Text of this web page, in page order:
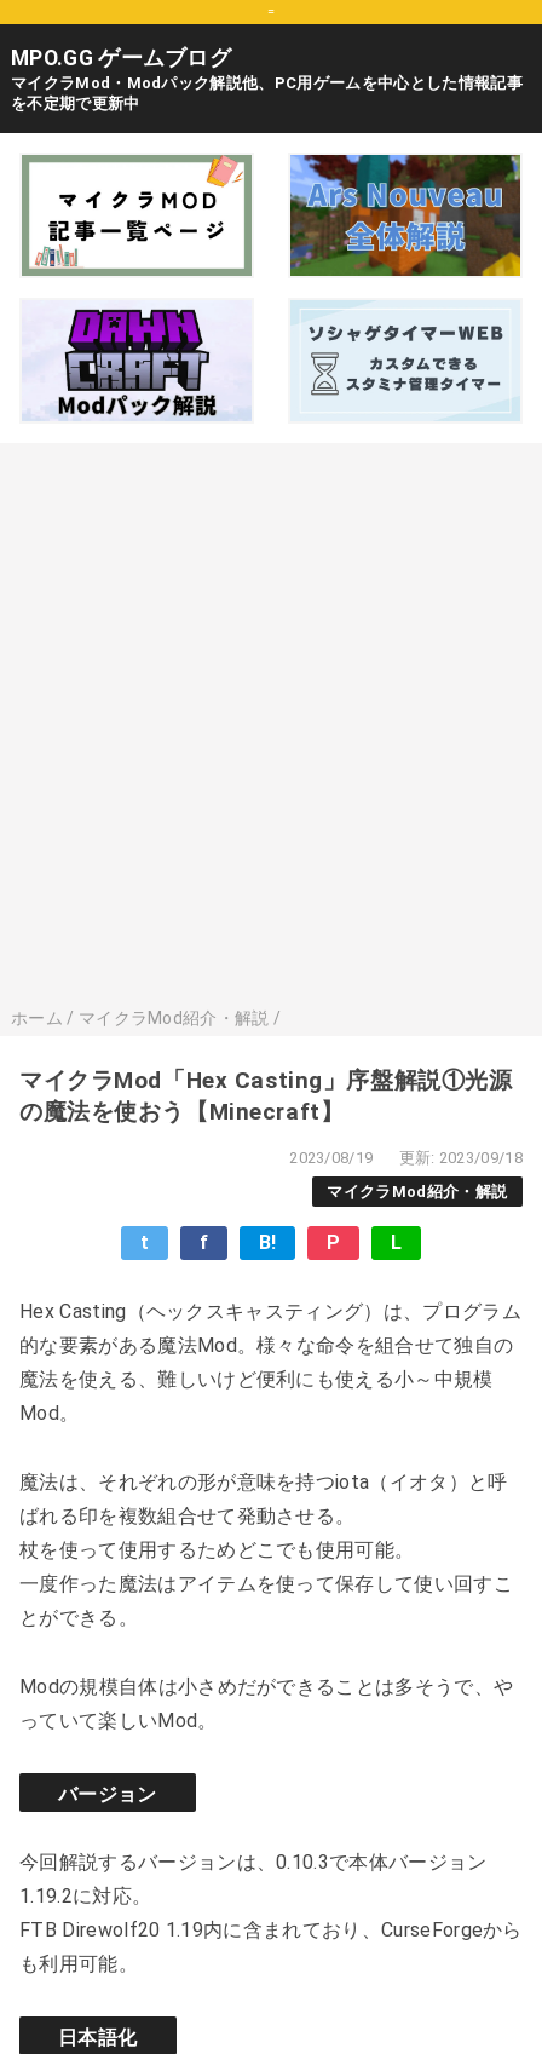
=
MPO.GG ゲームブログ
マイクラMod・Modパック解説他、PC用ゲームを中心とした情報記事
を不定期で更新中
ホーム / マイクラMod紹介・解説 /
マイクラMod「Hex Casting」序盤解説①光源
の魔法を使おう【Minecraft】
2023/08/19
更新: 2023/09/18
マイクラMod紹介・解説
t f B! P L
Hex Casting（ヘックスキャスティング）は、プログラム
的な要素がある魔法Mod。様々な命令を組合せて独自の
魔法を使える、難しいけど便利にも使える小～中規模
Mod。
魔法は、それぞれの形が意味を持つiota（イオタ）と呼
ばれる印を複数組合せて発動させる。
杖を使って使用するためどこでも使用可能。
一度作った魔法はアイテムを使って保存して使い回すこ
とができる。
Modの規模自体は小さめだができることは多そうで、や
っていて楽しいMod。
バージョン
今回解説するバージョンは、0.10.3で本体バージョン
1.19.2に対応。
FTB Direwolf20 1.19内に含まれており、CurseForgeから
も利用可能。
日本語化